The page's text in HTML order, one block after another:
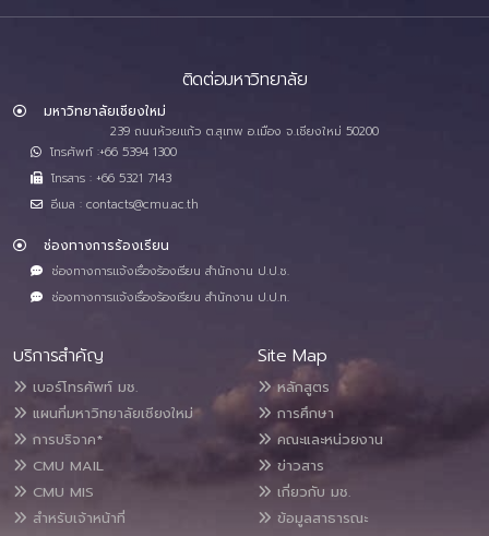
ติดต่อมหาวิทยาลัย
มหาวิทยาลัยเชียงใหม่
239 ถนนห้วยแก้ว ต.สุเทพ อ.เมือง จ.เชียงใหม่ 50200
โทรศัพท์ :+66 5394 1300
โทรสาร : +66 5321 7143
อีเมล : contacts@cmu.ac.th
ช่องทางการร้องเรียน
ช่องทางการแจ้งเรื่องร้องเรียน สำนักงาน ป.ป.ช.
ช่องทางการแจ้งเรื่องร้องเรียน สำนักงาน ป.ป.ท.
บริการสำคัญ
เบอร์โทรศัพท์ มช.
แผนที่มหาวิทยาลัยเชียงใหม่
การบริจาค*
CMU MAIL
CMU MIS
สำหรับเจ้าหน้าที่
Site Map
หลักสูตร
การศึกษา
คณะและหน่วยงาน
ข่าวสาร
เกี่ยวกับ มช.
ข้อมูลสาธารณะ